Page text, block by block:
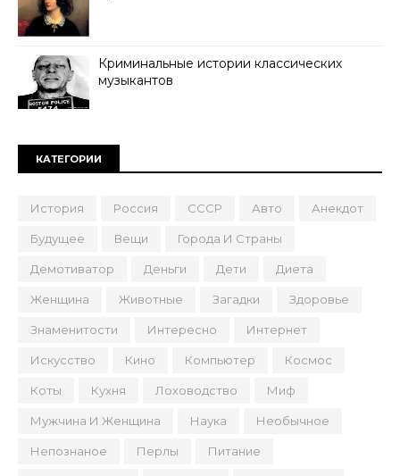
Криминальные истории классических
музыкантов
КАТЕГОРИИ
История Россия СССР Авто Анекдот
Будущее Вещи Города И Страны
Демотиватор Деньги Дети Диета
Женщина Животные Загадки Здоровье
Знаменитости Интересно Интернет
Искусство Кино Компьютер Космос
Коты Кухня Лоховодство Миф
Мужчина И Женщина Наука Необычное
Непознаное Перлы Питание